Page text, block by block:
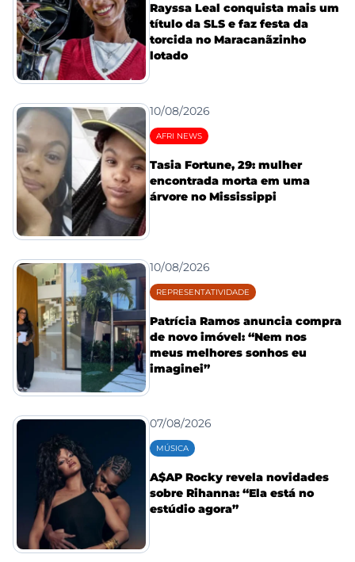
Rayssa Leal conquista mais um
título da SLS e faz festa da
torcida no Maracanãzinho
lotado
10/08/2026
AFRI NEWS
Tasia Fortune, 29: mulher
encontrada morta em uma
árvore no Mississippi
10/08/2026
REPRESENTATIVIDADE
Patrícia Ramos anuncia compra
de novo imóvel: “Nem nos
meus melhores sonhos eu
imaginei”
07/08/2026
MÚSICA
A$AP Rocky revela novidades
sobre Rihanna: “Ela está no
estúdio agora”